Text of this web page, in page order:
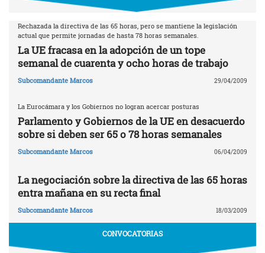
Rechazada la directiva de las 65 horas, pero se mantiene la legislación
actual que permite jornadas de hasta 78 horas semanales.
La UE fracasa en la adopción de un tope
semanal de cuarenta y ocho horas de trabajo
Subcomandante Marcos 29/04/2009
La Eurocámara y los Gobiernos no logran acercar posturas
Parlamento y Gobiernos de la UE en desacuerdo
sobre si deben ser 65 o 78 horas semanales
Subcomandante Marcos 06/04/2009
La negociación sobre la directiva de las 65 horas
entra mañana en su recta final
Subcomandante Marcos 18/03/2009
CONVOCATORIAS